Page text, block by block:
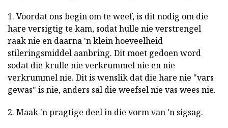
1. Voordat ons begin om te weef, is dit nodig om die
hare versigtig te kam, sodat hulle nie verstrengel
raak nie en daarna 'n klein hoeveelheid
stileringsmiddel aanbring. Dit moet gedoen word
sodat die krulle nie verkrummel nie en nie
verkrummel nie. Dit is wenslik dat die hare nie "vars
gewas" is nie, anders sal die weefsel nie vas wees nie.
2. Maak 'n pragtige deel in die vorm van 'n sigsag.